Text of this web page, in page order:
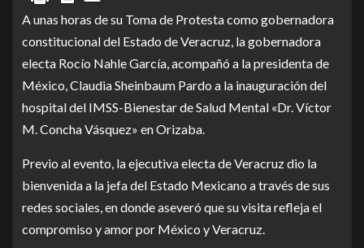
A unas horas de su Toma de Protesta como gobernadora
constitucional del Estado de Veracruz, la gobernadora
electa Rocío Nahle García, acompañó a la presidenta de
México, Claudia Sheinbaum Pardo a la inauguración del
hospital del IMSS-Bienestar de Salud Mental «Dr. Víctor
M. Concha Vásquez» en Orizaba.
Previo al evento, la ejecutiva electa de Veracruz dio la
bienvenida a la jefa del Estado Mexicano a través de sus
redes sociales, en donde aseveró que su visita refleja el
compromiso y amor por México y Veracruz.